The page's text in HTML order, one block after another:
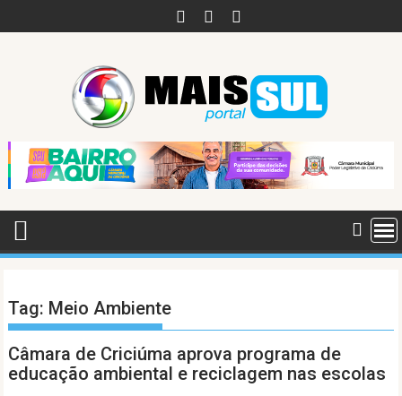
to
Tag: Meio Ambiente
Câmara de Criciúma aprova programa de
educação ambiental e reciclagem nas escolas